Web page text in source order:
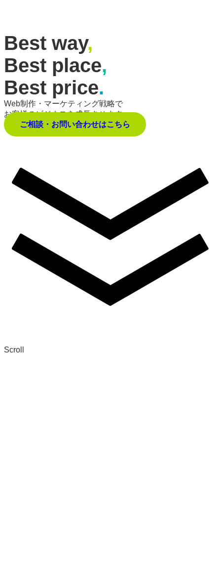
Best way,
Best place,
Best price.
Web制作・マーケティング戦略で
お客様のビジネスを成長させます。
ご相談・お問い合わせはこちら
Scroll